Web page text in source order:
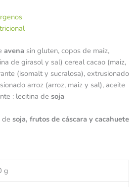
avena sin gluten, copos de maiz,
de girasol y sal) cereal cacao (maiz,
(isomalt y sucralosa), extrusionado
arroz (arroz, maiz y sal), aceite
: lecitina de soja
de soja, frutos de cáscara y cacahuete
g